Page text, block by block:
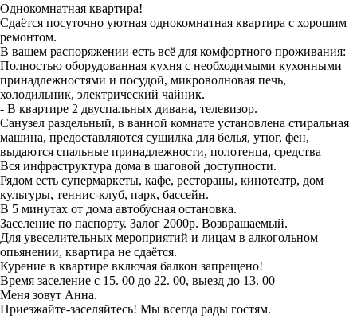
Однокомнатная квартира!
Сдаётся посуточно уютная однокомнатная квартира с хорошим
ремонтом.
В вашем распоряжении есть всё для комфортного проживания:
Полностью оборудованная кухня с необходимыми кухонными
принадлежностями и посудой, микроволновая печь,
холодильник, электрический чайник.
- В квартире 2 двуспальных дивана, телевизор.
Санузел раздельный, в ванной комнате установлена стиральная
машина, предоставляются сушилка для белья, утюг, фен,
выдаются спальные принадлежности, полотенца, средства
Вся инфраструктура дома в шаговой доступности.
Рядом есть супермаркеты, кафе, рестораны, кинотеатр, дом
культуры, теннис-клуб, парк, бассейн.
В 5 минутах от дома автобусная остановка.
Заселение по паспорту. Залог 2000р. Возвращаемый.
Для увеселительных мероприятий и лицам в алкогольном
опьянении, квартира не сдаётся.
Курение в квартире включая балкон запрещено!
Время заселение с 15. 00 до 22. 00, выезд до 13. 00
Меня зовут Анна.
Приезжайте-заселяйтесь! Мы всегда рады гостям.